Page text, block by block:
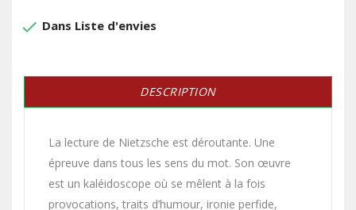
done Dans Liste d'envies
DESCRIPTION
La lecture de Nietzsche est déroutante. Une
épreuve dans tous les sens du mot. Son œuvre
est un kaléidoscope où se mêlent à la fois
provocations, traits d’humour, ironie perfide,